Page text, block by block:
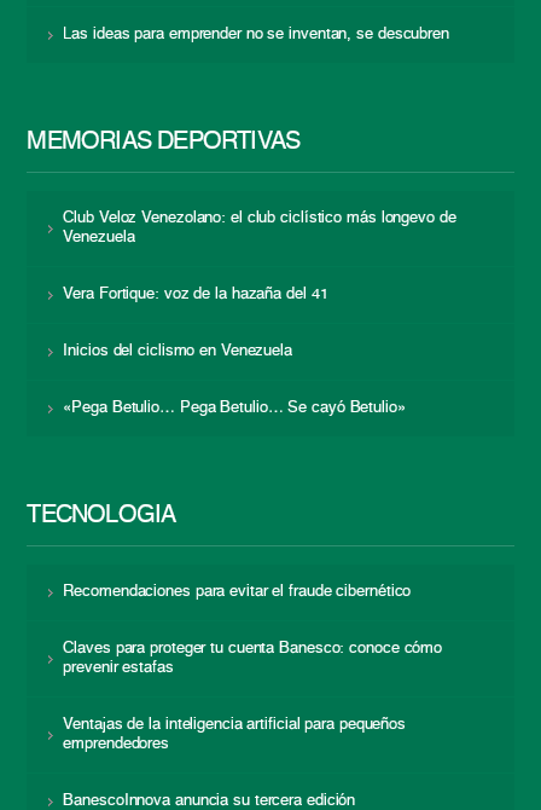
Las ideas para emprender no se inventan, se descubren
MEMORIAS DEPORTIVAS
Club Veloz Venezolano: el club ciclístico más longevo de
Venezuela
Vera Fortique: voz de la hazaña del 41
Inicios del ciclismo en Venezuela
«Pega Betulio… Pega Betulio… Se cayó Betulio»
TECNOLOGÍA
Recomendaciones para evitar el fraude cibernético
Claves para proteger tu cuenta Banesco: conoce cómo
prevenir estafas
Ventajas de la inteligencia artificial para pequeños
emprendedores
BanescoInnova anuncia su tercera edición